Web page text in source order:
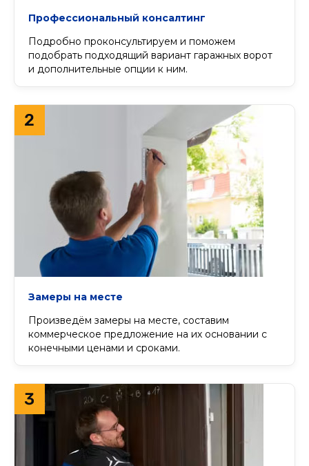
Профессиональный консалтинг
Подробно проконсультируем и поможем
подобрать подходящий вариант гаражных ворот
и дополнительные опции к ним.
Замеры на месте
Произведём замеры на месте, cоставим
коммерческое предложение на их основании с
конечными ценами и сроками.